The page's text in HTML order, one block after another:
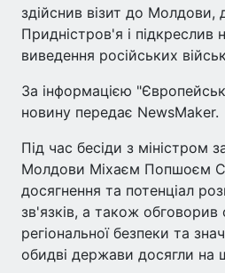
здійснив візит до Молдови,
Придністров'я і підкреслив
виведення російських
За інформацією
новину передає NewsMaker.
Під час бесіди з міністром
Молдови Міхаєм Попшоєм
досягнення та потенціал
зв'язків, а також обговорив
регіональної безпеки та
обидві держави досягли на